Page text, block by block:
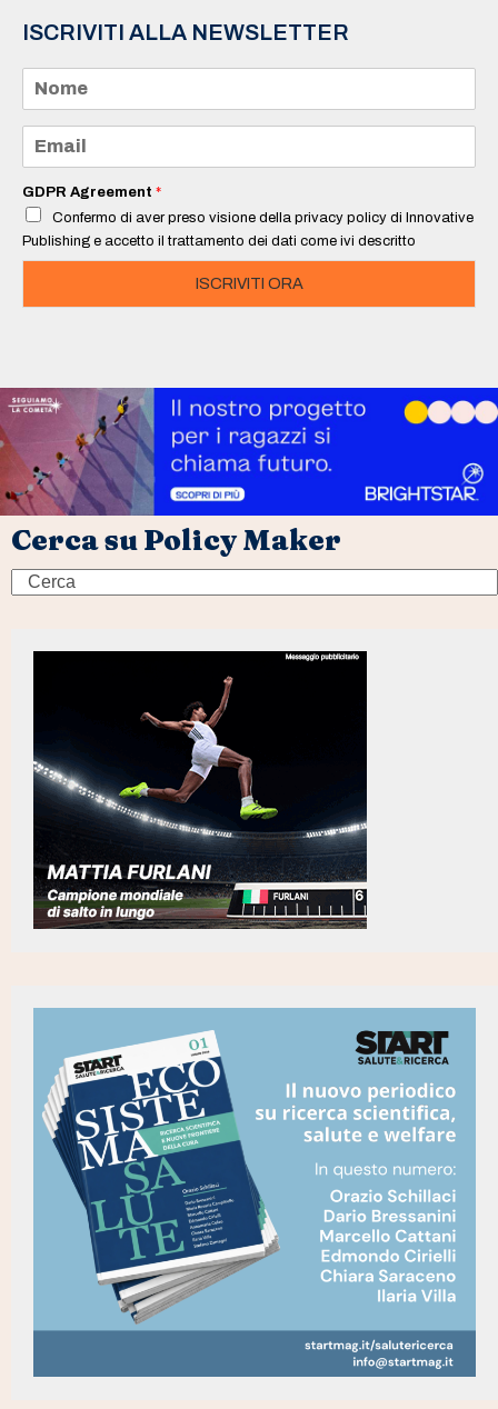
ISCRIVITI ALLA NEWSLETTER
m
e
a
i
*
GDPR Agreement *
Confermo di aver preso visione della privacy policy di Innovative
Publishing e accetto il trattamento dei dati come ivi descritto
ISCRIVITI ORA
Cerca su Policy Maker
Search